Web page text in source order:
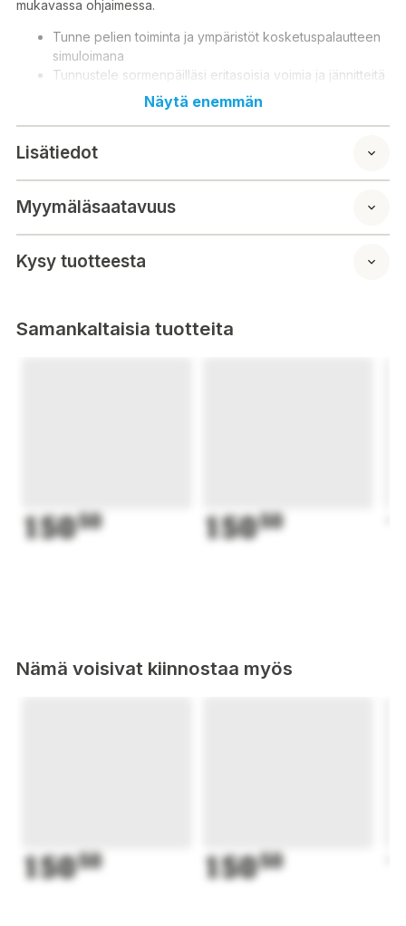
mukavassa ohjaimessa.
Tunne pelien toiminta ja ympäristöt kosketuspalautteen
simuloimana
Tunnustele sormenpäilläsi eritasoisia voimia ja jännitteitä
mukautuvien liipaisimien ansiosta
Keskustele sisäänrakennetun mikrofonin kautta
Liitä kuulokkeet suoraan 3,5 mm liitännällä
Mykistä äänesi yhdellä painikkeella
voit pelata helposti useammalla laitteella, mukaan lukien
Näytä enemmän
Lisätiedot
Myymäläsaatavuus
Kysy tuotteesta
Samankaltaisia tuotteita
15050 15050
Nämä voisivat kiinnostaa myös
15050 15050